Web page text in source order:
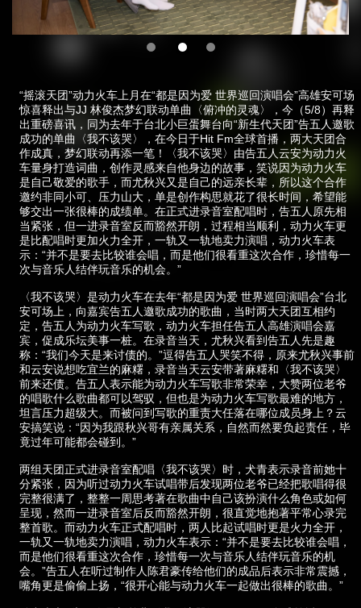
“摇滚天团”动力火车上月在“都是因为爱 世界巡回演唱会”高雄安可场
惊喜释出与JJ 林俊杰梦幻联动单曲〈俯冲的灵魂〉，今（5/8）再释
出重磅喜讯，同为去年于台北小巨蛋舞台向“新生代天团”告五人邀歌
成功的单曲〈我不该哭〉，在今日于Hit Fm全球首播，两大天团合
作成真，梦幻联动再添一笔！〈我不该哭〉由告五人云安为动力火
车量身打造词曲，创作灵感来自他身边的故事，笑说因为动力火车
是自己敬爱的歌手，而尤秋兴又是自己的远亲长辈，所以这个合作
邀约非同小可、压力山大，单是创作构思就花了很长时间，希望能
够交出一张很棒的成绩单。在正式进录音室配唱时，告五人原先相
当紧张，但一进录音室反而豁然开朗，过程相当顺利，动力火车更
是比配唱时更加火力全开，一轨又一轨地卖力演唱，动力火车表
示：“并不是要去比较谁会唱，而是他们很看重这次合作，珍惜每一
次与音乐人结伴玩音乐的机会。”
〈我不该哭〉是动力火车在去年“都是因为爱 世界巡回演唱会”台北
安可场上，向嘉宾告五人邀歌成功的歌曲，当时两大天团互相约
定，告五人为动力火车写歌，动力火车担任告五人高雄演唱会嘉
宾，促成乐坛美事一桩。在录音当天，尤秋兴看到告五人先是趣
称：“我们今天是来讨债的。”逗得告五人哭笑不得，原来尤秋兴事前
和云安说想吃宜兰的麻糬，录音当天云安带著麻糬和〈我不该哭〉
前来还债。告五人表示能为动力火车写歌非常荣幸，大赞两位老爷
的唱歌什么歌曲都可以驾驭，但也是为动力火车写歌最难的地方，
坦言压力超级大。而被问到写歌的重责大任落在哪位成员身上？云
安搞笑说：“因为我跟秋兴哥有亲属关系，自然而然要负起责任，毕
竟过年可能都会碰到。”
两组天团正式进录音室配唱〈我不该哭〉时，犬青表示录音前她十
分紧张，因为听过动力火车试唱带后发现两位老爷已经把歌唱得很
完整很满了，整整一周思考著在歌曲中自己该扮演什么角色或如何
呈现，然而一进录音室后反而豁然开朗，很直觉地抱著平常心录完
整首歌。而动力火车正式配唱时，两人比起试唱时更是火力全开，
一轨又一轨地卖力演唱，动力火车表示：“并不是要去比较谁会唱，
而是他们很看重这次合作，珍惜每一次与音乐人结伴玩音乐的机
会。”告五人在听过制作人陈君豪传给他们的成品后表示非常震撼，
嘴角更是偷偷上扬，“很开心能与动力火车一起做出很棒的歌曲。”